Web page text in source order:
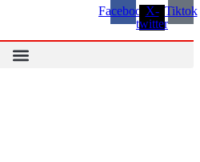
FacebookX-
twitter
Tiktok